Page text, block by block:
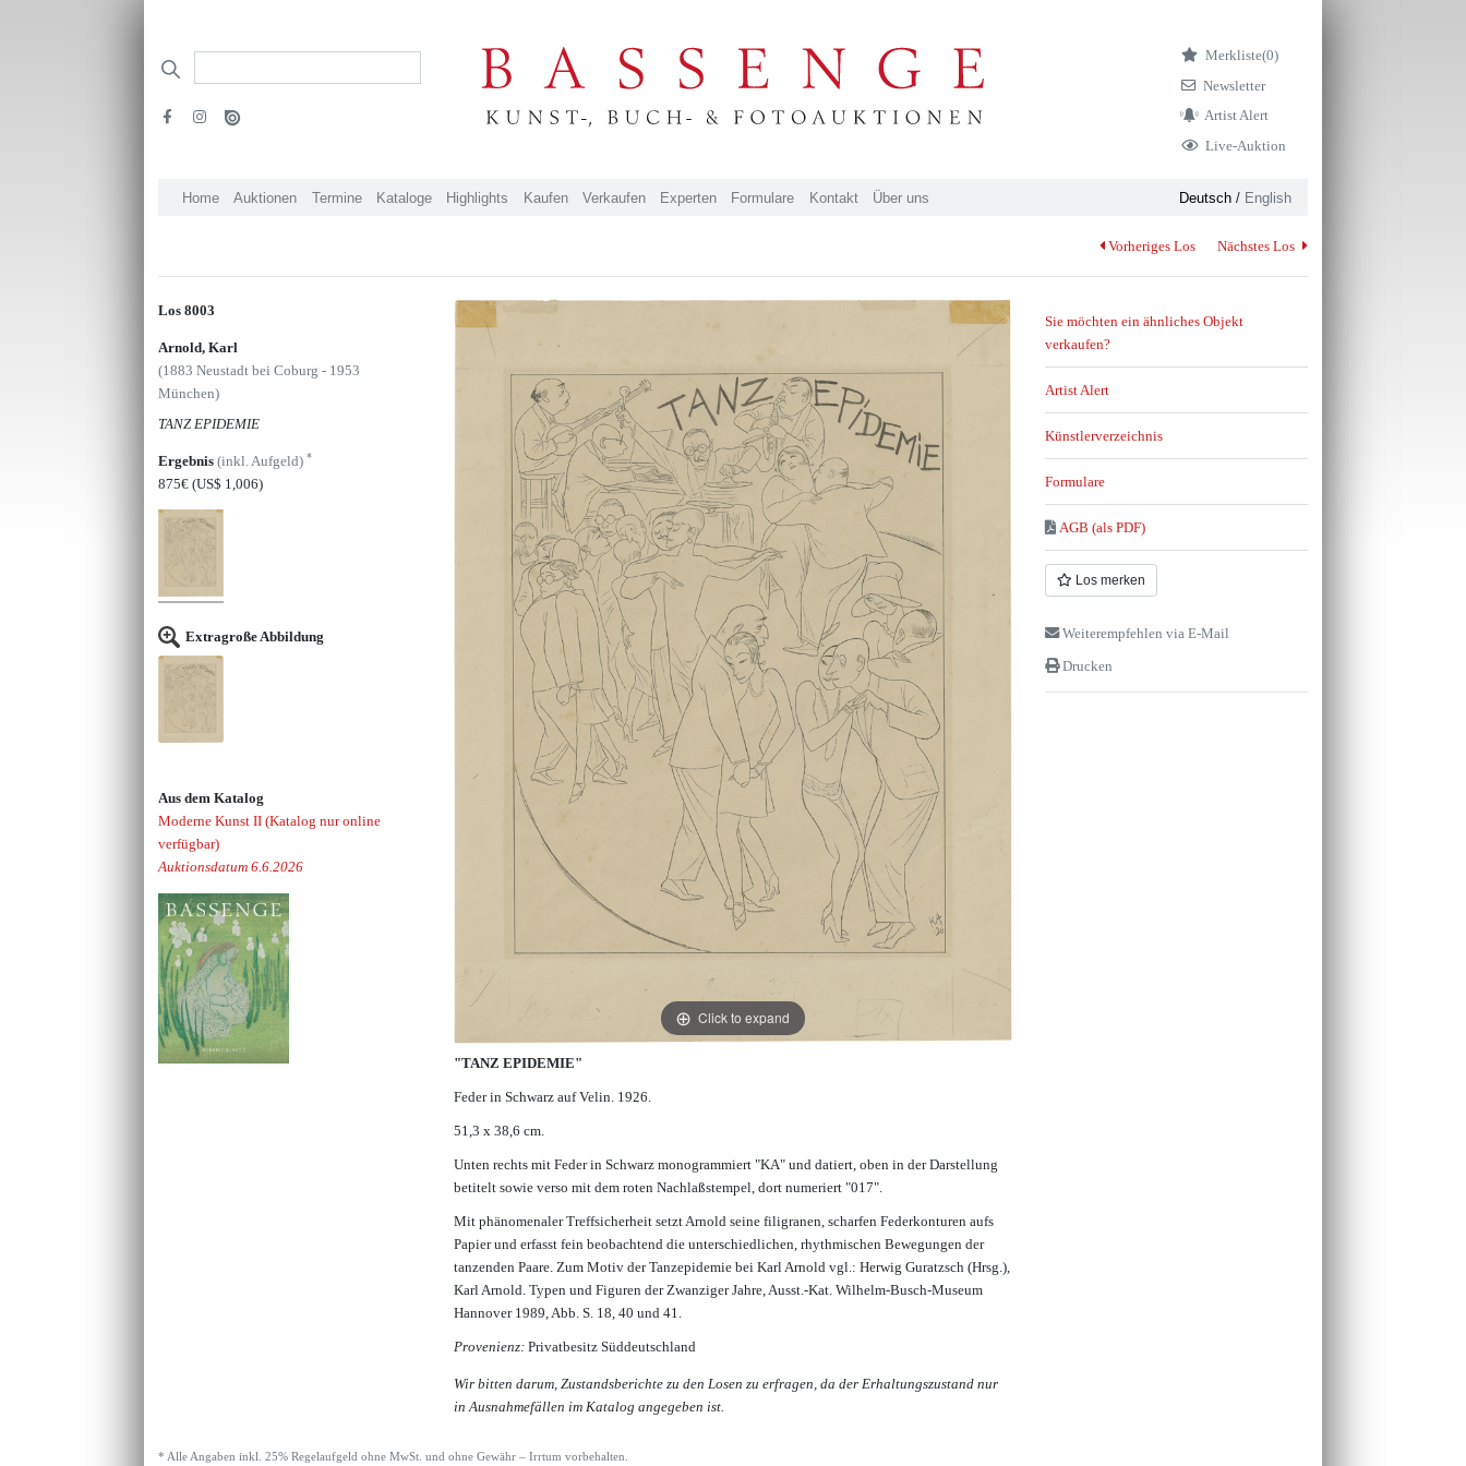
Merkliste(0)
Newsletter
Artist Alert
Live-Auktion
Home Auktionen Termine Kataloge Highlights Kaufen Verkaufen Experten Formulare Kontakt Über uns Deutsch/ English
Vorheriges Los Nächstes Los
Los 8003
Arnold, Karl
(1883 Neustadt bei Coburg - 1953
München)
TANZ EPIDEMIE
Ergebnis(inkl. Aufgeld)*
875€(US$ 1,006)
Extragroße Abbildung
Aus dem Katalog
Moderne Kunst II (Katalog nur online
verfügbar)
Auktionsdatum 6.6.2026
Click to expand
"TANZ EPIDEMIE"
Feder in Schwarz auf Velin. 1926.
51,3 x 38,6 cm.
Unten rechts mit Feder in Schwarz monogrammiert "KA" und datiert, oben in der Darstellung
betitelt sowie verso mit dem roten Nachlaßstempel, dort numeriert "017".
Mit phänomenaler Treffsicherheit setzt Arnold seine filigranen, scharfen Federkonturen aufs
Papier und erfasst fein beobachtend die unterschiedlichen, rhythmischen Bewegungen der
tanzenden Paare. Zum Motiv der Tanzepidemie bei Karl Arnold vgl.: Herwig Guratzsch (Hrsg.),
Karl Arnold. Typen und Figuren der Zwanziger Jahre, Ausst.-Kat. Wilhelm-Busch-Museum
Hannover 1989, Abb. S. 18, 40 und 41.
Provenienz: Privatbesitz Süddeutschland
Wir bitten darum, Zustandsberichte zu den Losen zu erfragen, da der Erhaltungszustand nur
in Ausnahmefällen im Katalog angegeben ist.
Sie möchten ein ähnliches Objekt
verkaufen?
Artist Alert
Künstlerverzeichnis
Formulare
AGB (als PDF)
Los merken
Weiterempfehlen via E-Mail
Drucken
* Alle Angaben inkl. 25% Regelaufgeld ohne MwSt. und ohne Gewähr – Irrtum vorbehalten.